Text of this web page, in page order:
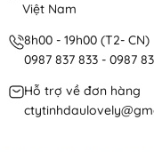
Việt Nam
8h00 - 19h00 (T2- CN)
0987 837 833 - 0987
Hỗ trợ về đơn hàng